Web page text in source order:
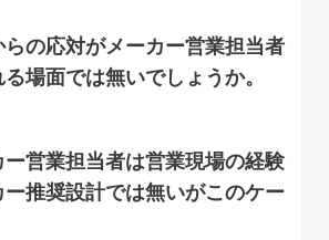
の応対がメーカー営業担当者
場面では無いでしょうか。
営業担当者は営業現場の経験
推奨設計では無いがこのケー